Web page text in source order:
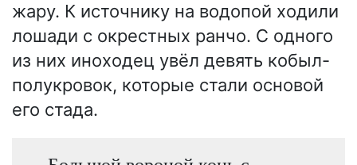
жару. К источнику на водопой ходили
лошади с окрестных ранчо. С одного
из них иноходец увёл девять кобыл-
полукровок, которые стали основой
его стада.